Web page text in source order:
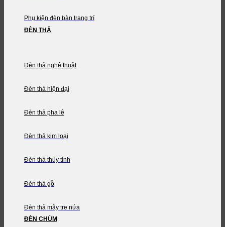
Phụ kiện đèn bàn trang trí
ĐÈN THẢ
Đèn thả nghệ thuật
Đèn thả hiện đại
Đèn thả pha lê
Đèn thả kim loại
Đèn thả thủy tinh
Đèn thả gỗ
Đèn thả mây tre nứa
ĐÈN CHÙM